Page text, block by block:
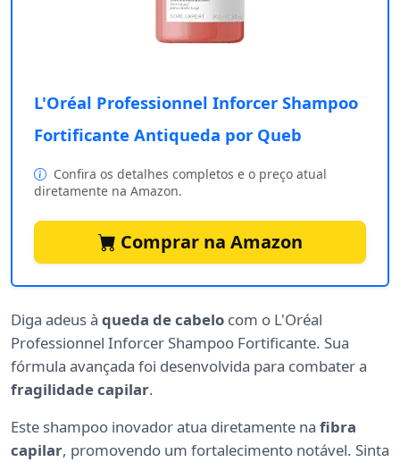
L'Oréal Professionnel Inforcer Shampoo
Fortificante Antiqueda por Queb
Confira os detalhes completos e o preço atual
diretamente na Amazon.
Comprar na Amazon
Diga adeus à queda de cabelo com o L'Oréal
Professionnel Inforcer Shampoo Fortificante. Sua
fórmula avançada foi desenvolvida para combater a
fragilidade capilar.
Este shampoo inovador atua diretamente na fibra
capilar, promovendo um fortalecimento notável. Sinta